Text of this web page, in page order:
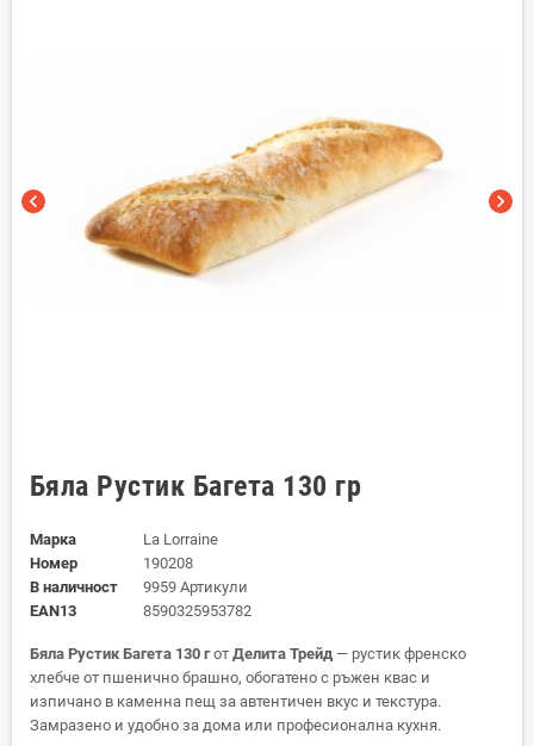
chevron_left chevron_right
Бяла Рустик Багета 130 гр
Марка
La Lorraine
Номер
190208
В наличност
9959 Артикули
EAN13
8590325953782
Бяла Рустик Багета 130 гот Делита Трейд — рустик френско
хлебче от пшенично брашно, обогатено с ръжен квас и
изпичано в каменна пещ за автентичен вкус и текстура.
Замразено и удобно за дома или професионална кухня.